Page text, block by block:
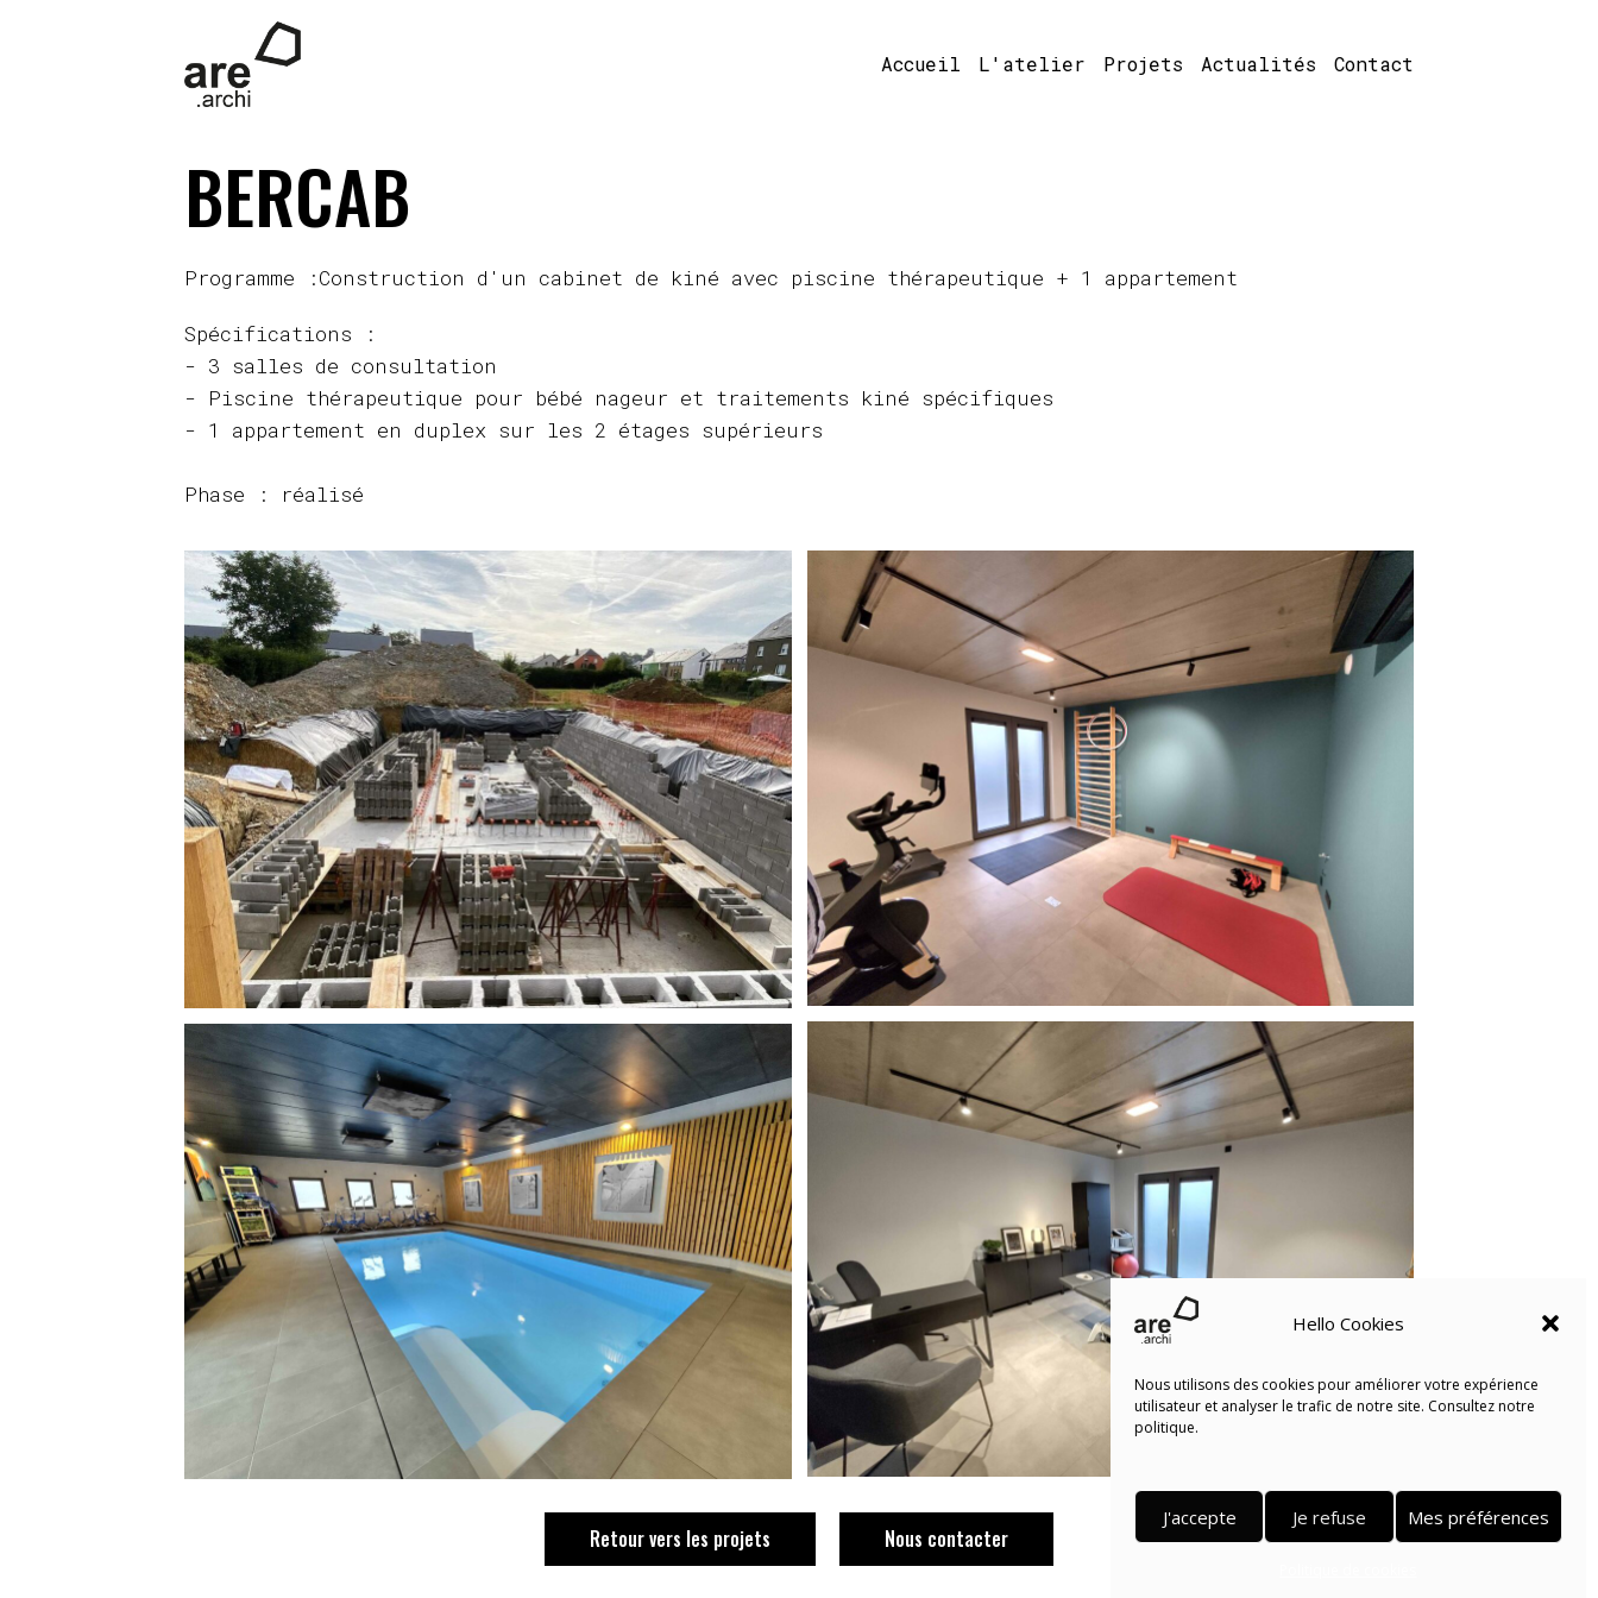
Hello Cookies
Nous utilisons des cookies pour améliorer votre expérience
utilisateur et analyser le trafic de notre site. Consultez notre
politique.
J'accepte Je refuse Mes préférences
Accueil L'atelier Projets Actualités Contact
BERCAB
Programme :Construction d'un cabinet de kiné avec piscine thérapeutique + 1 appartement
Spécifications :
- 3 salles de consultation
- Piscine thérapeutique pour bébé nageur et traitements kiné spécifiques
- 1 appartement en duplex sur les 2 étages supérieurs
Phase : réalisé
Retour vers les projets Nous contacter